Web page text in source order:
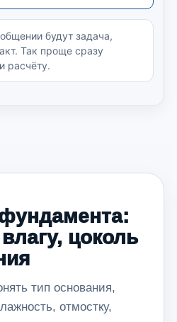
будут задача,
Так проще сразу
расчёту.
цоколь
тип основания,
отмостку,